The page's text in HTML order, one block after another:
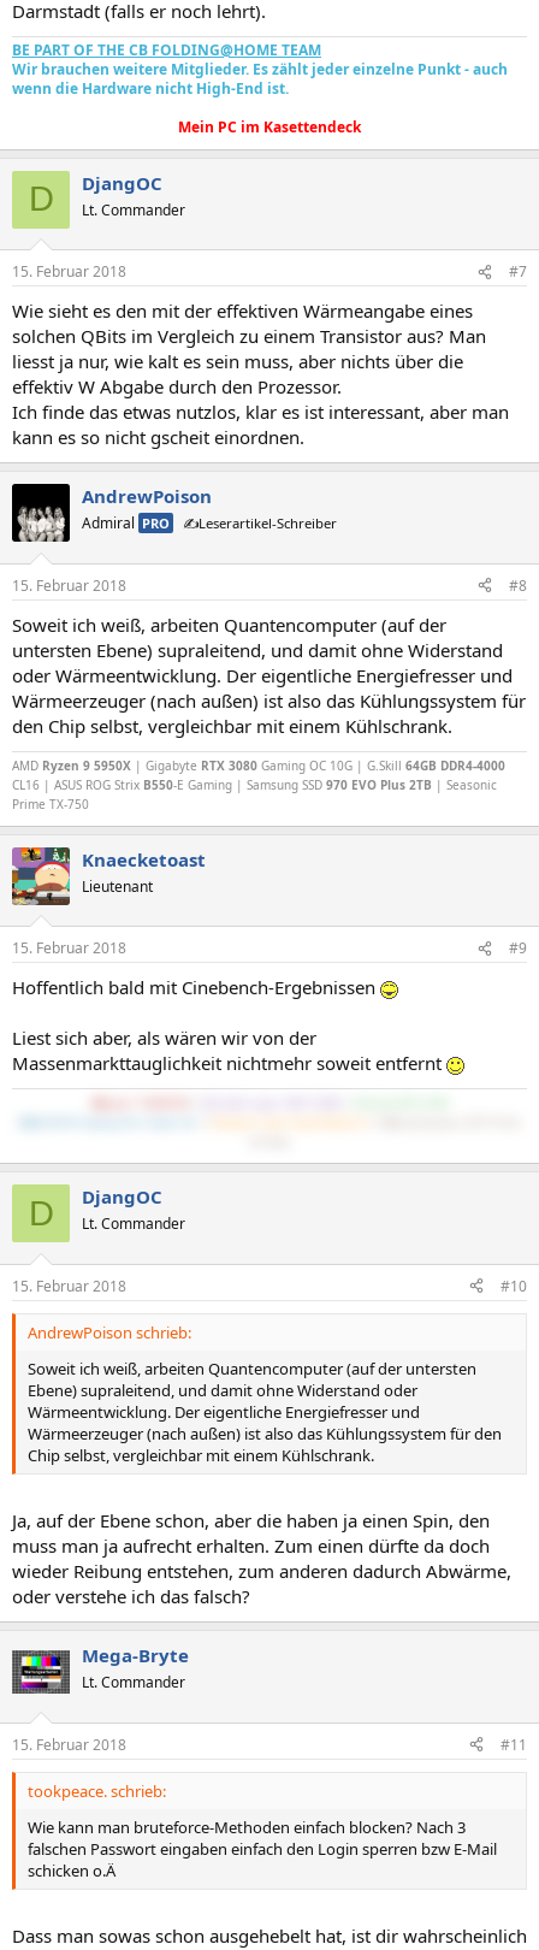
Darmstadt (falls er noch lehrt).
BE PART OF THE CB FOLDING@HOME TEAM
Wir brauchen weitere Mitglieder. Es zählt jeder einzelne Punkt - auch
wenn die Hardware nicht High-End ist.
Mein PC im Kasettendeck
D DjangOC
Lt. Commander
15. Februar 2018 #7
Wie sieht es den mit der effektiven Wärmeangabe eines
solchen QBits im Vergleich zu einem Transistor aus? Man
liesst ja nur, wie kalt es sein muss, aber nichts über die
effektiv W Abgabe durch den Prozessor.
Ich finde das etwas nutzlos, klar es ist interessant, aber man
kann es so nicht gscheit einordnen.
AndrewPoison
Admiral PRO ✍️Leserartikel-Schreiber
15. Februar 2018 #8
Soweit ich weiß, arbeiten Quantencomputer (auf der
untersten Ebene) supraleitend, und damit ohne Widerstand
oder Wärmeentwicklung. Der eigentliche Energiefresser und
Wärmeerzeuger (nach außen) ist also das Kühlungssystem für
den Chip selbst, vergleichbar mit einem Kühlschrank.
AMD Ryzen 9 5950X | Gigabyte RTX 3080 Gaming OC 10G | G.Skill 64GB DDR4-4000
CL16 | ASUS ROG Strix B550-E Gaming | Samsung SSD 970 EVO Plus 2TB | Seasonic
Prime TX-750
Knaecketoast
Lieutenant
15. Februar 2018 #9
Hoffentlich bald mit Cinebench-Ergebnissen
Liest sich aber, als wären wir von der
Massenmarkttauglichkeit nichtmehr soweit entfernt
D DjangOC
Lt. Commander
15. Februar 2018 #10
AndrewPoison schrieb:
Soweit ich weiß, arbeiten Quantencomputer (auf der untersten
Ebene) supraleitend, und damit ohne Widerstand oder
Wärmeentwicklung. Der eigentliche Energiefresser und
Wärmeerzeuger (nach außen) ist also das Kühlungssystem für den
Chip selbst, vergleichbar mit einem Kühlschrank.
Ja, auf der Ebene schon, aber die haben ja einen Spin, den
muss man ja aufrecht erhalten. Zum einen dürfte da doch
wieder Reibung entstehen, zum anderen dadurch Abwärme,
oder verstehe ich das falsch?
Mega-Bryte
Lt. Commander
15. Februar 2018 #11
tookpeace. schrieb:
Wie kann man bruteforce-Methoden einfach blocken? Nach 3
falschen Passwort eingaben einfach den Login sperren bzw E-Mail
schicken o.Ä
Dass man sowas schon ausgehebelt hat, ist dir wahrscheinlich